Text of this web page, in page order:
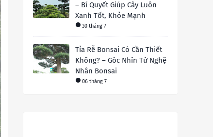
– Bí Quyết Giúp Cây Luôn
Xanh Tốt, Khỏe Mạnh
30 tháng 7
Tỉa Rễ Bonsai Có Cần Thiết
Không? – Góc Nhìn Từ Nghệ
Nhân Bonsai
06 tháng 7